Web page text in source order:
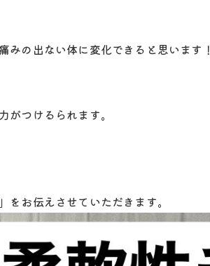
みの出ない体に変化できると思います！
つけるられます。
をお伝えさせていただきます。